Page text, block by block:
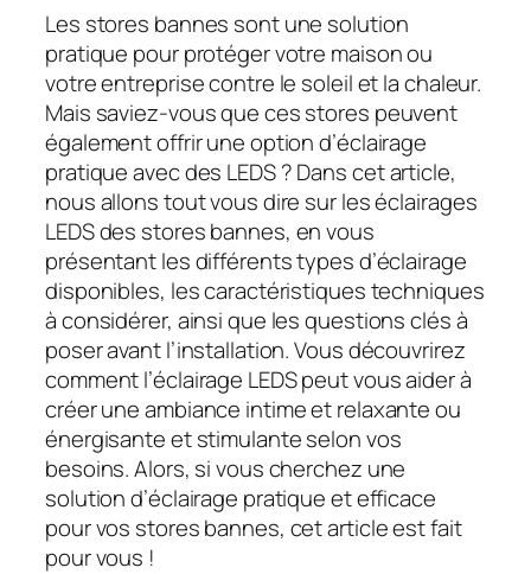
Les stores bannes sont une solution
pratique pour protéger votre maison ou
votre entreprise contre le soleil et la chaleur.
Mais saviez-vous que ces stores peuvent
également offrir une option d’éclairage
pratique avec des LEDS ? Dans cet article,
nous allons tout vous dire sur les éclairages
LEDS des stores bannes, en vous
présentant les différents types d’éclairage
disponibles, les caractéristiques techniques
à considérer, ainsi que les questions clés à
poser avant l’installation. Vous découvrirez
comment l’éclairage LEDS peut vous aider à
créer une ambiance intime et relaxante ou
énergisante et stimulante selon vos
besoins. Alors, si vous cherchez une
solution d’éclairage pratique et efficace
pour vos stores bannes, cet article est fait
pour vous !